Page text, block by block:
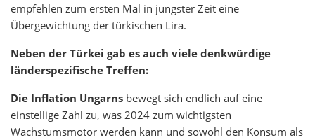
empfehlen zum ersten Mal in jüngster Zeit eine
Übergewichtung der türkischen Lira.
Neben der Türkei gab es auch viele denkwürdige
länderspezifische Treffen:
Die Inflation Ungarns bewegt sich endlich auf eine
einstellige Zahl zu, was 2024 zum wichtigsten
Wachstumsmotor werden kann und sowohl den Konsum als